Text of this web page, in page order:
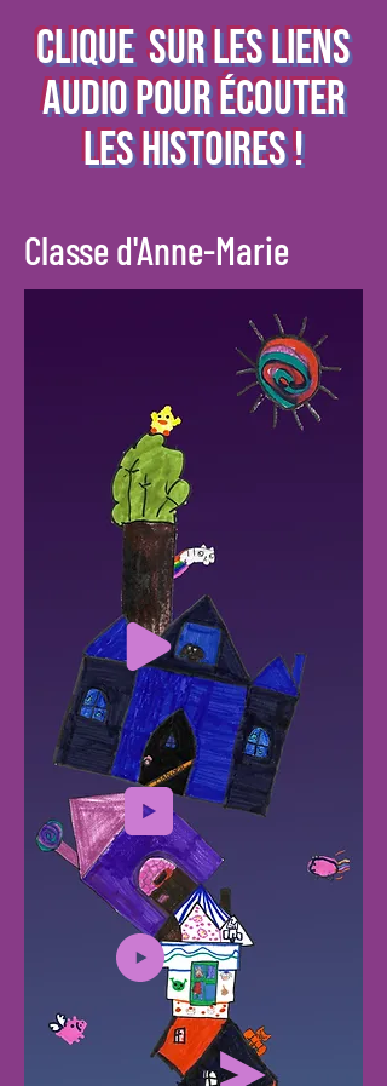
CLIQUE SUR LES LIENS
AUDIO POUR ÉCOUTER
LES HISTOIREs !
Classe d'Anne-Marie